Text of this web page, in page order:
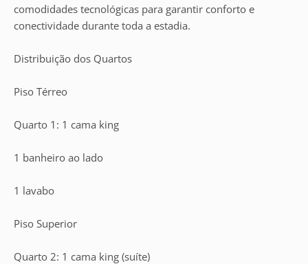
comodidades tecnológicas para garantir conforto e
conectividade durante toda a estadia.
Distribuição dos Quartos
Piso Térreo
Quarto 1: 1 cama king
1 banheiro ao lado
1 lavabo
Piso Superior
Quarto 2: 1 cama king (suíte)